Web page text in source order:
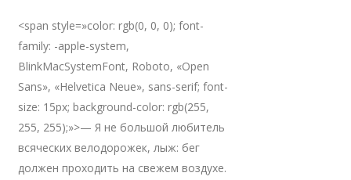
<span style=»color: rgb(0, 0, 0); font-
family: -apple-system,
BlinkMacSystemFont, Roboto, «Open
Sans», «Helvetica Neue», sans-serif; font-
size: 15px; background-color: rgb(255,
255, 255);»>— Я не большой любитель
всяческих велодорожек, лыж: бег
должен проходить на свежем воздухе.